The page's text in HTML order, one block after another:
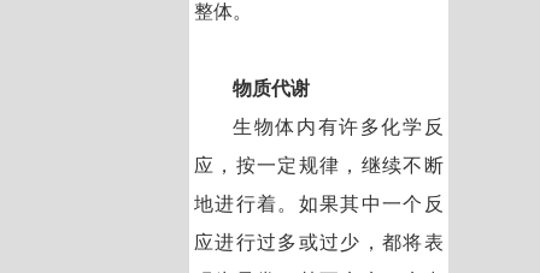
整体。
物质代谢
生物体内有许多化学反
应，按一定规律，继续不断
地进行着。如果其中一个反
应进行过多或过少，都将表